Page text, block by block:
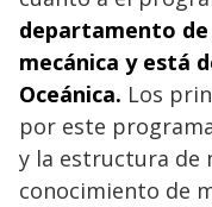
departamento
mecánica y está
Oceánica. Los
por este
y la estructura de
conocimiento de